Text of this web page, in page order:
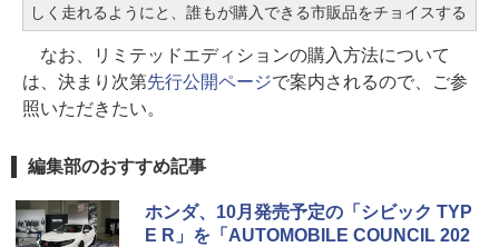
しく走れるようにと、誰もが購入できる市販品をチョイスする
なお、リミテッドエディションの購入方法について
は、決まり次第先行公開ページで案内されるので、ご参
照いただきたい。
編集部のおすすめ記事
ホンダ、10月発売予定の「シビック TYP
E R」を「AUTOMOBILE COUNCIL 202